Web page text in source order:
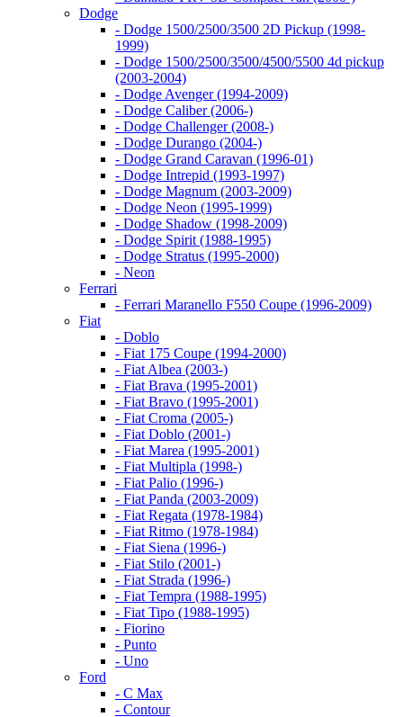
Dodge
- Dodge 1500/2500/3500 2D Pickup (1998-
1999)
- Dodge 1500/2500/3500/4500/5500 4d pickup
(2003-2004)
- Dodge Avenger (1994-2009)
- Dodge Caliber (2006-)
- Dodge Challenger (2008-)
- Dodge Durango (2004-)
- Dodge Grand Caravan (1996-01)
- Dodge Intrepid (1993-1997)
- Dodge Magnum (2003-2009)
- Dodge Neon (1995-1999)
- Dodge Shadow (1998-2009)
- Dodge Spirit (1988-1995)
- Dodge Stratus (1995-2000)
- Neon
Ferrari
- Ferrari Maranello F550 Coupe (1996-2009)
Fiat
- Doblo
- Fiat 175 Coupe (1994-2000)
- Fiat Albea (2003-)
- Fiat Brava (1995-2001)
- Fiat Bravo (1995-2001)
- Fiat Croma (2005-)
- Fiat Doblo (2001-)
- Fiat Marea (1995-2001)
- Fiat Multipla (1998-)
- Fiat Palio (1996-)
- Fiat Panda (2003-2009)
- Fiat Regata (1978-1984)
- Fiat Ritmo (1978-1984)
- Fiat Siena (1996-)
- Fiat Stilo (2001-)
- Fiat Strada (1996-)
- Fiat Tempra (1988-1995)
- Fiat Tipo (1988-1995)
- Fiorino
- Punto
- Uno
Ford
- C Max
- Contour